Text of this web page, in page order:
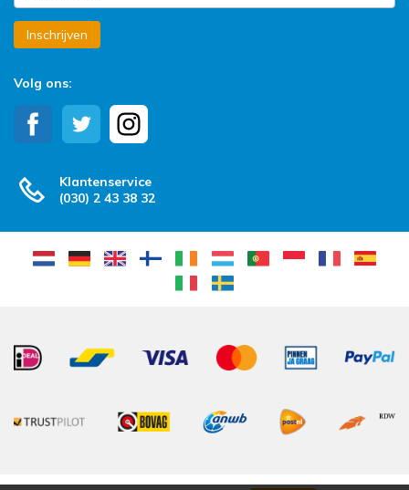
Inschrijven
Volg ons:
Klantenservice
(030) 2 43 38 32